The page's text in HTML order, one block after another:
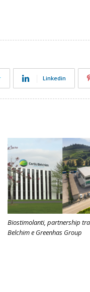
Linkedin
Biostimolanti, partnership
Belchim e Greenhas Group